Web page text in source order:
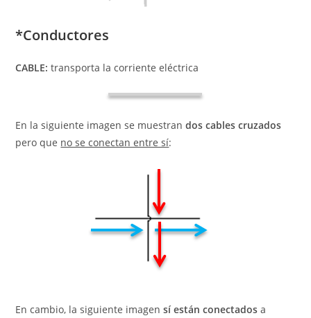
*Conductores
CABLE: transporta la corriente eléctrica
En la siguiente imagen se muestrandos cables cruzados
pero que no se conectan entre sí:
En cambio, la siguiente imagensí están conectados a